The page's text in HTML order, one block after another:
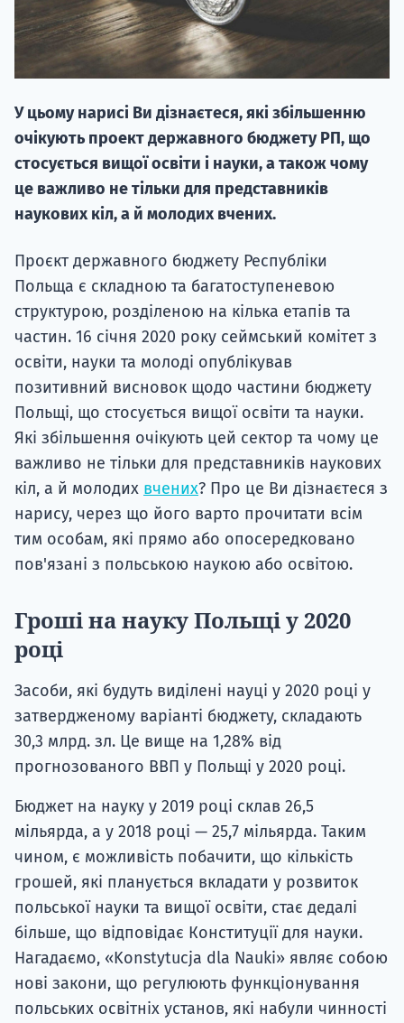
У цьому нарисі Ви дізнаєтеся, які збільшенню
очікують проект державного бюджету РП, що
стосується вищої освіти і науки, а також чому
це важливо не тільки для представників
наукових кіл, а й молодих вчених.
Проєкт державного бюджету Республіки
Польща є складною та багатоступеневою
структурою, розділеною на кілька етапів та
частин. 16 січня 2020 року сеймський комітет з
освіти, науки та молоді опублікував
позитивний висновок щодо частини бюджету
Польщі, що стосується вищої освіти та науки.
Які збільшення очікують цей сектор та чому це
важливо не тільки для представників наукових
кіл, а й молодих вчених? Про це Ви дізнаєтеся з
нарису, через що його варто прочитати всім
тим особам, які прямо або опосередковано
пов'язані з польською наукою або освітою.
Гроші на науку Польщі у 2020
році
Засоби, які будуть виділені науці у 2020 році у
затвердженому варіанті бюджету, складають
30,3 млрд. зл. Це вище на 1,28% від
прогнозованого ВВП у Польщі у 2020 році.
Бюджет на науку у 2019 році склав 26,5
мільярда, а у 2018 році — 25,7 мільярда. Таким
чином, є можливість побачити, що кількість
грошей, які планується вкладати у розвиток
польської науки та вищої освіти, стає дедалі
більше, що відповідає Конституції для науки.
Нагадаємо, «Konstytucja dla Nauki» являє собою
нові закони, що регулюють функціонування
польських освітніх установ, які набули чинності